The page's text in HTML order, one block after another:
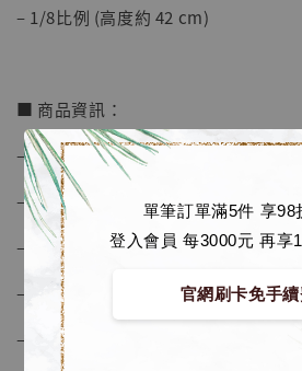
單筆訂單滿5件 享98
登入會員 每3000元 再享
官網刷卡免手
– 1/8比例 (高度約 42 cm)
■ 商品資訊：
– 由設計師 ZBI主導設計
– 採用電鍍漆製作
– 雙眼可LED亮燈 (磁感設計)
– 原版為金色管路
– 工作室附贈黑色管路一套